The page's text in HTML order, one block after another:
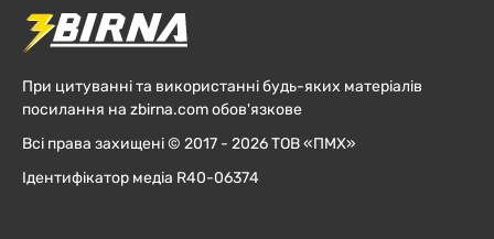
При цитуванні та використанні будь-яких матеріалів
посилання на zbirna.com обов'язкове
Всі права захищені © 2017 - 2026 ТОВ «ПМХ»
Ідентифікатор медіа R40-06374